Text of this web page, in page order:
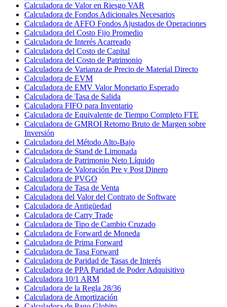
Calculadora de Valor en Riesgo VAR
Calculadora de Fondos Adicionales Necesarios
Calculadora de AFFO Fondos Ajustados de Operaciones
Calculadora del Costo Fijo Promedio
Calculadora de Interés Acarreado
Calculadora del Costo de Capital
Calculadora del Costo de Patrimonio
Calculadora de Varianza de Precio de Material Directo
Calculadora de EVM
Calculadora de EMV Valor Monetario Esperado
Calculadora de Tasa de Salida
Calculadora FIFO para Inventario
Calculadora de Equivalente de Tiempo Completo FTE
Calculadora de GMROI Retorno Bruto de Margen sobre
Inversión
Calculadora del Método Alto-Bajo
Calculadora de Stand de Limonada
Calculadora de Patrimonio Neto Líquido
Calculadora de Valoración Pre y Post Dinero
Calculadora de PVGO
Calculadora de Tasa de Venta
Calculadora del Valor del Contrato de Software
Calculadora de Antigüedad
Calculadora de Carry Trade
Calculadora de Tipo de Cambio Cruzado
Calculadora de Forward de Moneda
Calculadora de Prima Forward
Calculadora de Tasa Forward
Calculadora de Paridad de Tasas de Interés
Calculadora de PPA Paridad de Poder Adquisitivo
Calculadora 10/1 ARM
Calculadora de la Regla 28/36
Calculadora de Amortización